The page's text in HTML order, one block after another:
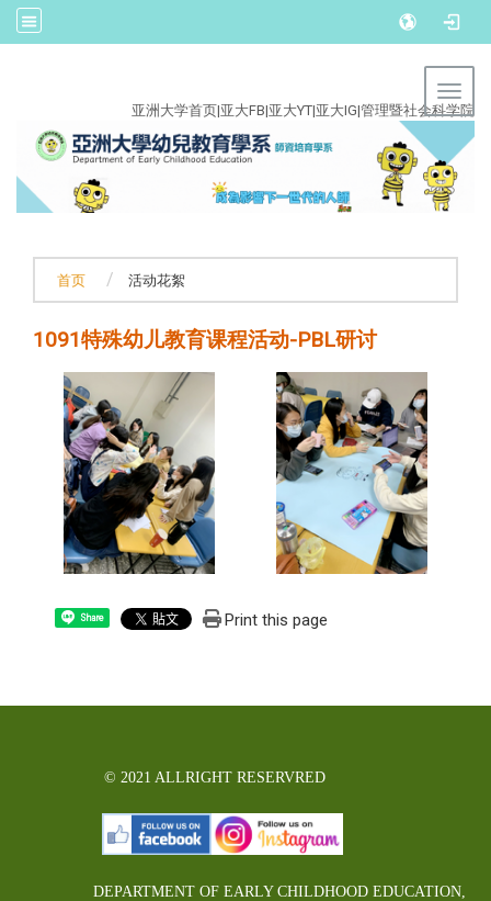
亚洲大学首页|亚大FB|亚大YT|亚大IG|管理暨社会科学院
首页 活动花絮
1091特殊幼儿教育课程活动-PBL研讨
Share Print this page
© 2021 ALLRIGHT RESERVRED
DEPARTMENT OF EARLY CHILDHOOD EDUCATION,